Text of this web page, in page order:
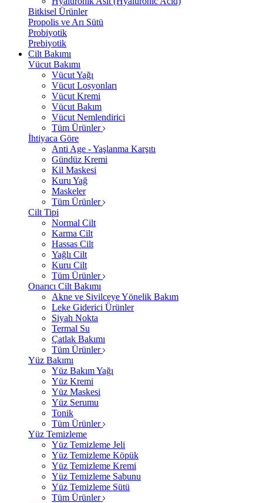
Bitkisel Ürünler
Propolis ve Arı Sütü
Probiyotik
Prebiyotik
Cilt Bakımı
Vücut Bakımı
Vücut Yağı
Vücut Losyonları
Vücut Kremi
Vücut Bakım
Vücut Nemlendirici
Tüm Ürünler
İhtiyaca Göre
Anti Age - Yaşlanma Karşıtı
Gündüz Kremi
Kil Maskesi
Kuru Yağ
Maskeler
Tüm Ürünler
Cilt Tipi
Normal Cilt
Karma Cilt
Hassas Cilt
Yağlı Cilt
Kuru Cilt
Tüm Ürünler
Onarıcı Cilt Bakımı
Akne ve Sivilceye Yönelik Bakım
Leke Giderici Ürünler
Siyah Nokta
Termal Su
Çatlak Bakımı
Tüm Ürünler
Yüz Bakımı
Yüz Bakım Yağı
Yüz Kremi
Yüz Maskesi
Yüz Serumu
Tonik
Tüm Ürünler
Yüz Temizleme
Yüz Temizleme Jeli
Yüz Temizleme Köpük
Yüz Temizleme Kremi
Yüz Temizleme Sabunu
Yüz Temizleme Sütü
Tüm Ürünler